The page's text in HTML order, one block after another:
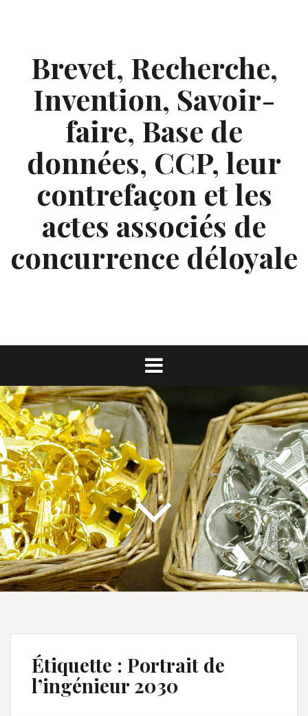
Brevet, Recherche,
Invention, Savoir-
faire, Base de
données, CCP, leur
contrefaçon et les
actes associés de
concurrence déloyale
Étiquette : Portrait de
l’ingénieur 2030